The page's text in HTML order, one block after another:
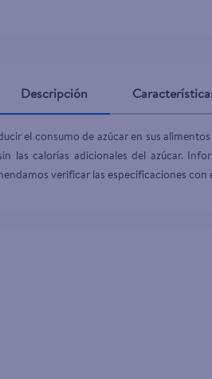
Descripción
el consumo de azúcar en sus
las calorías adicionales del azúcar.
verificar las especificaciones